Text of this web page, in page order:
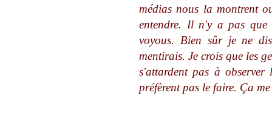
médias nous la montrent
entendre. Il n'y a pas
voyous. Bien sûr je ne
mentirais. Je crois que les
s'attardent pas à observer
préfèrent pas le faire. Ça